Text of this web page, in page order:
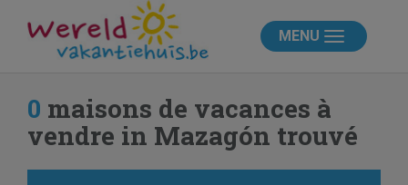
MENU
0 maisons de vacances à
vendre in Mazagón trouvé